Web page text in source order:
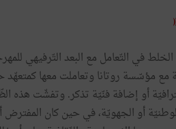
2011 ، تفاقم الخلط في التّعامل مع البعد
مع مؤسّسة روتانا وتعاملت معها
أو إضافة فنّيّة تذكر. وتفشّت هذه
أو الجهويّة، في حين كان